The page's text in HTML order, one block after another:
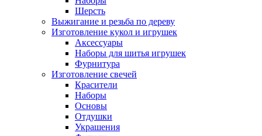
Шерсть
Выжигание и резьба по дереву
Изготовление кукол и игрушек
Аксессуары
Наборы для шитья игрушек
Фурнитура
Изготовление свечей
Красители
Наборы
Основы
Отдушки
Украшения